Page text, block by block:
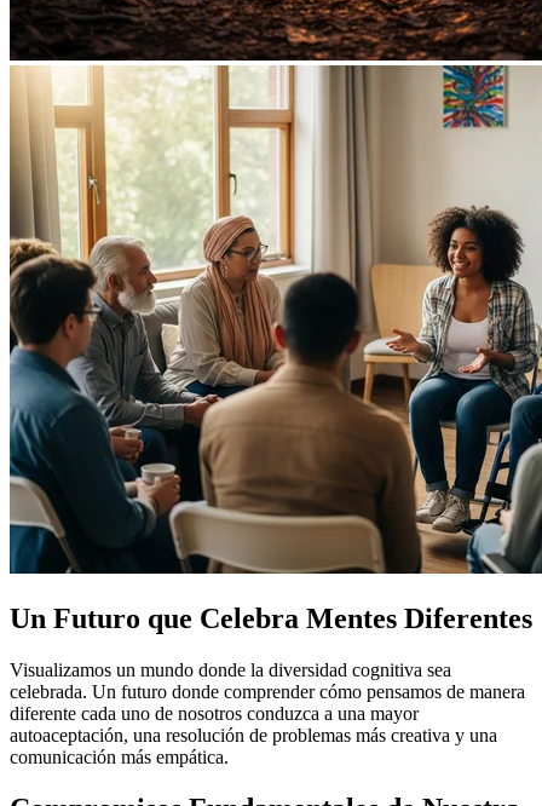
Un Futuro que Celebra Mentes Diferentes
Visualizamos un mundo donde la diversidad cognitiva sea
celebrada. Un futuro donde comprender cómo pensamos de manera
diferente cada uno de nosotros conduzca a una mayor
autoaceptación, una resolución de problemas más creativa y una
comunicación más empática.